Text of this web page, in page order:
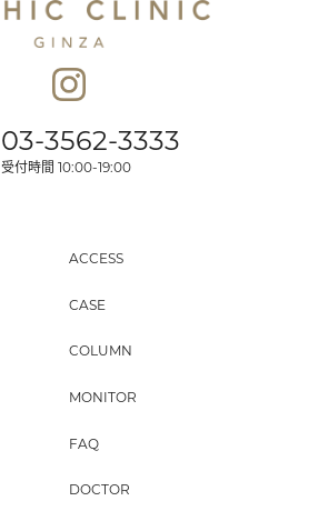
03-3562-3333
受付時間 10:00-19:00
ACCESS
CASE
COLUMN
MONITOR
FAQ
DOCTOR